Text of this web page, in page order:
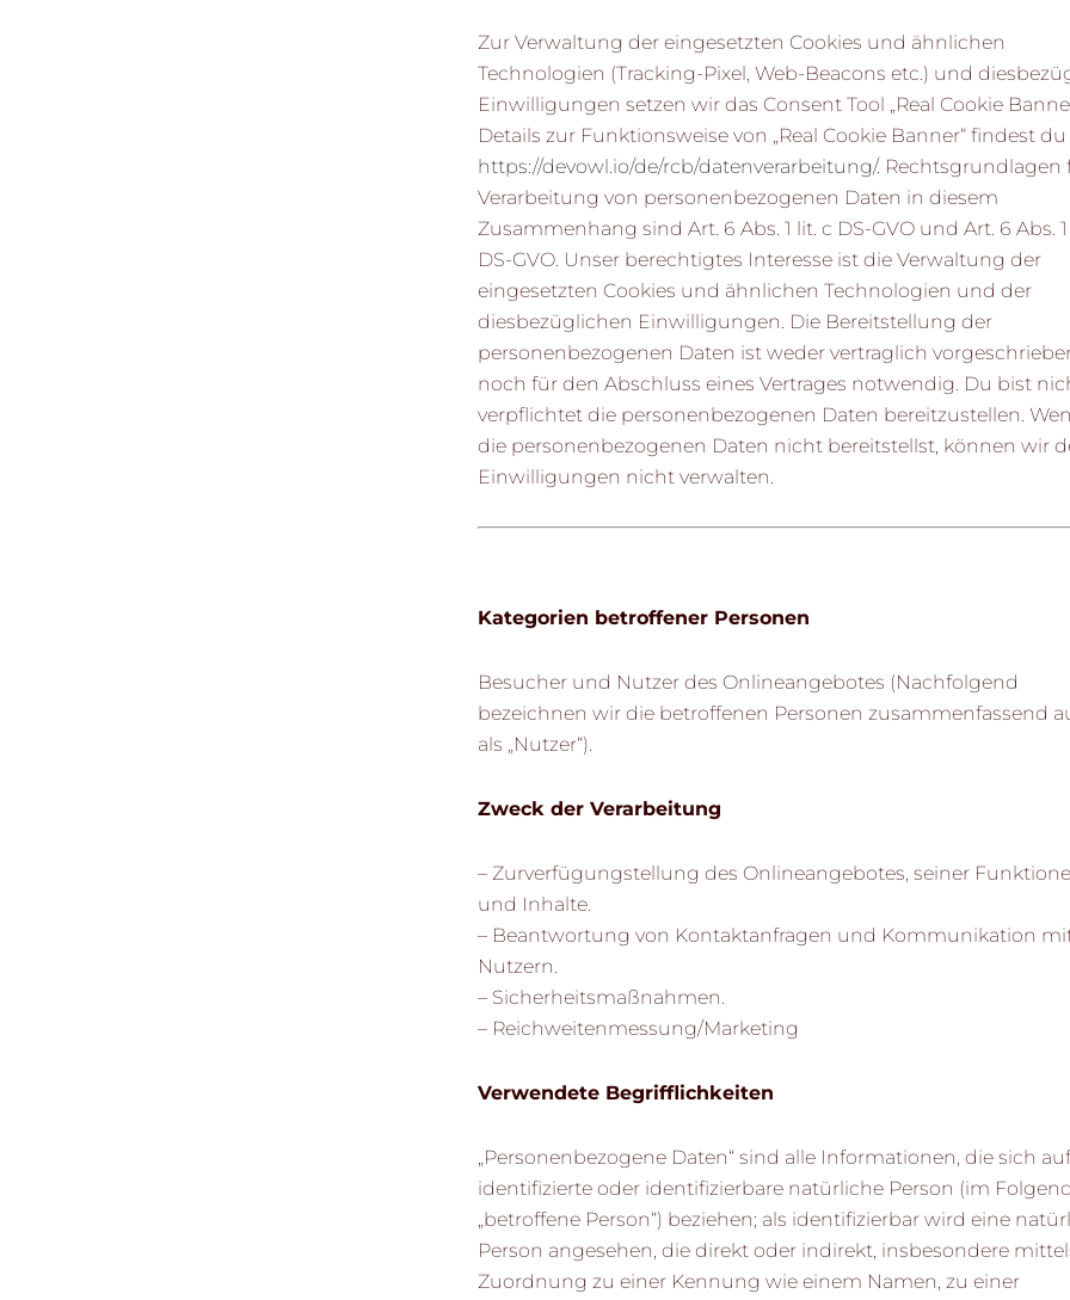
Zur Verwaltung der eingesetzten Cookies und ähnlichen
Technologien (Tracking-Pixel, Web-Beacons etc.) und
Einwilligungen setzen wir das Consent Tool „Real Cookie
Details zur Funktionsweise von „Real Cookie Banner“ findest
https://devowl.io/de/rcb/datenverarbeitung/. Rechtsgrundlagen
Verarbeitung von personenbezogenen Daten in diesem
Zusammenhang sind Art. 6 Abs. 1 lit. c DS-GVO und Art. 6 Abs.
DS-GVO. Unser berechtigtes Interesse ist die Verwaltung der
eingesetzten Cookies und ähnlichen Technologien und der
diesbezüglichen Einwilligungen. Die Bereitstellung der
personenbezogenen Daten ist weder vertraglich
noch für den Abschluss eines Vertrages notwendig. Du bist
verpflichtet die personenbezogenen Daten bereitzustellen.
die personenbezogenen Daten nicht bereitstellst, können wir
Einwilligungen nicht verwalten.
Kategorien betroffener Personen
Besucher und Nutzer des Onlineangebotes (Nachfolgend
bezeichnen wir die betroffenen Personen zusammenfassend
als „Nutzer“).
Zweck der Verarbeitung
– Zurverfügungstellung des Onlineangebotes, seiner
und Inhalte.
– Beantwortung von Kontaktanfragen und Kommunikation
Nutzern.
– Sicherheitsmaßnahmen.
– Reichweitenmessung/Marketing
Verwendete Begrifflichkeiten
„Personenbezogene Daten“ sind alle Informationen, die sich
identifizierte oder identifizierbare natürliche Person (im
„betroffene Person“) beziehen; als identifizierbar wird eine
Person angesehen, die direkt oder indirekt, insbesondere
Zuordnung zu einer Kennung wie einem Namen, zu einer